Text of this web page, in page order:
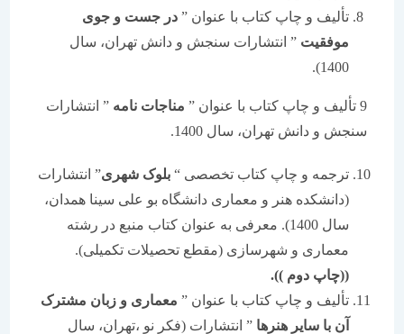
تألیف و چاپ کتاب با عنوان ”در جست و جوی
موفقیت” انتشارات سنجش و دانش تهران، سال
مناجات نامه” انتشارات
سنجش و دانش تهران، سال 1400.
ترجمه و چاپ کتاب تخصصی “بلوک شهری” انتشارات
(دانشکده هنر و معماری دانشگاه بو علی سینا همدان،
سال 1400). معرفی به عنوان کتاب منبع در رشته
معماری و شهرسازی (مقطع تحصیلات تکمیلی).
((چاپ دوم )).
تألیف و چاپ کتاب با عنوان ”معماری و زبان مشترک
آن با سایر هنرها ” انتشارات (فکر نو ،تهران، سال